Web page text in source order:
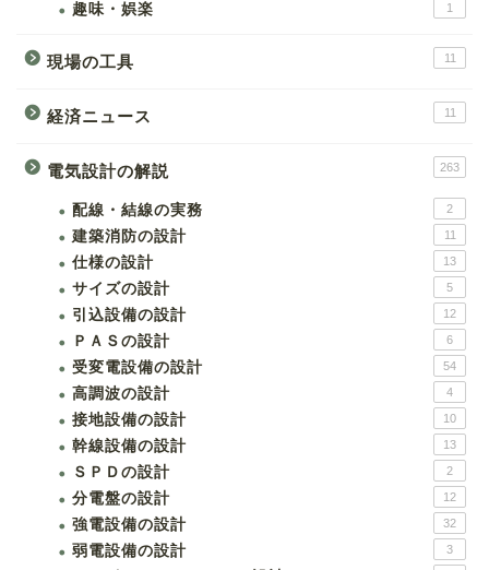
趣味・娯楽 1
現場の工具 11
経済ニュース 11
電気設計の解説 263
配線・結線の実務 2
建築消防の設計 11
仕様の設計 13
サイズの設計 5
引込設備の設計 12
ＰＡＳの設計 6
受変電設備の設計 54
高調波の設計 4
接地設備の設計 10
幹線設備の設計 13
ＳＰＤの設計 2
分電盤の設計 12
強電設備の設計 32
弱電設備の設計 3